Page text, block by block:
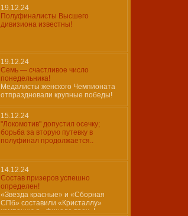
19.12.24
Полуфиналисты Высшего
дивизиона известны!
19.12.24
Семь — счастливое число
понедельника!
Медалисты женского Чемпионата
отпраздновали крупные победы!
15.12.24
"Локомотив" допустил осечку;
борьба за вторую путевку в
полуфинал продолжается..
14.12.24
Состав призеров успешно
определен!
«Звезда красные» и «Сборная
СПб» составили «Кристаллу»
компанию в «финале трех»!